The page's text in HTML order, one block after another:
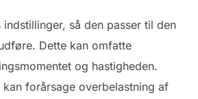
indstillinger, så den passer til den
Dette kan omfatte
og hastigheden.
forårsage overbelastning af